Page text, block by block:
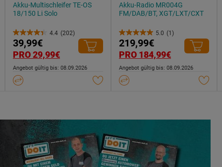
Akku-Multischleifer TE-OS
18/150 Li Solo
4.4 (202)
4.4
von
Sternen.
202
39,99€
PRO 29,99€
Angebot gültig bis: 08.09.2026
Akku-Radio MR004G
FM/DAB/BT, XGT/LXT/CXT
5.0 (1)
5.0
von
Sternen.
1
219,99€
PRO 184,99€
Angebot gültig bis: 08.09.2026